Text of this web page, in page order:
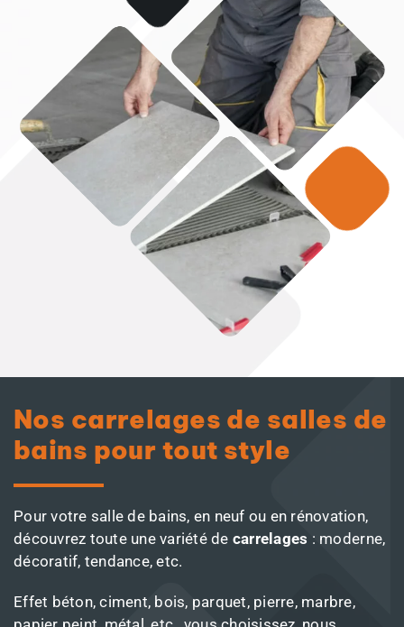
Nos carrelages de salles de
bains pour tout style
Pour votre salle de bains, en neuf ou en rénovation,
découvrez toute une variété de carrelages : moderne,
décoratif, tendance, etc.
Effet béton, ciment, bois, parquet, pierre, marbre,